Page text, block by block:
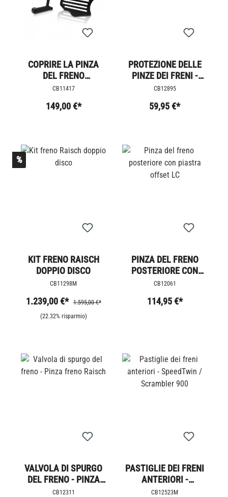
COPRIRE LA PINZA
DEL FRENO
POSTERIORE BOBBER
CB11417
149,00 €*
PROTEZIONE DELLE
PINZE DEI FRENI -
DAKAR
CB12895
59,95 €*
%
KIT FRENO RAISCH
DOPPIO DISCO
CB11298M
1.239,00 €* 1.595,00 €*
(22.32% risparmio)
PINZA DEL FRENO
POSTERIORE CON
PIASTRA OFFSET LC
CB12061
114,95 €*
VALVOLA DI SPURGO
DEL FRENO - PINZA
FRENO RAISCH
CB12311
PASTIGLIE DEI FRENI
ANTERIORI -
SPEEDTWIN /
CB12523M